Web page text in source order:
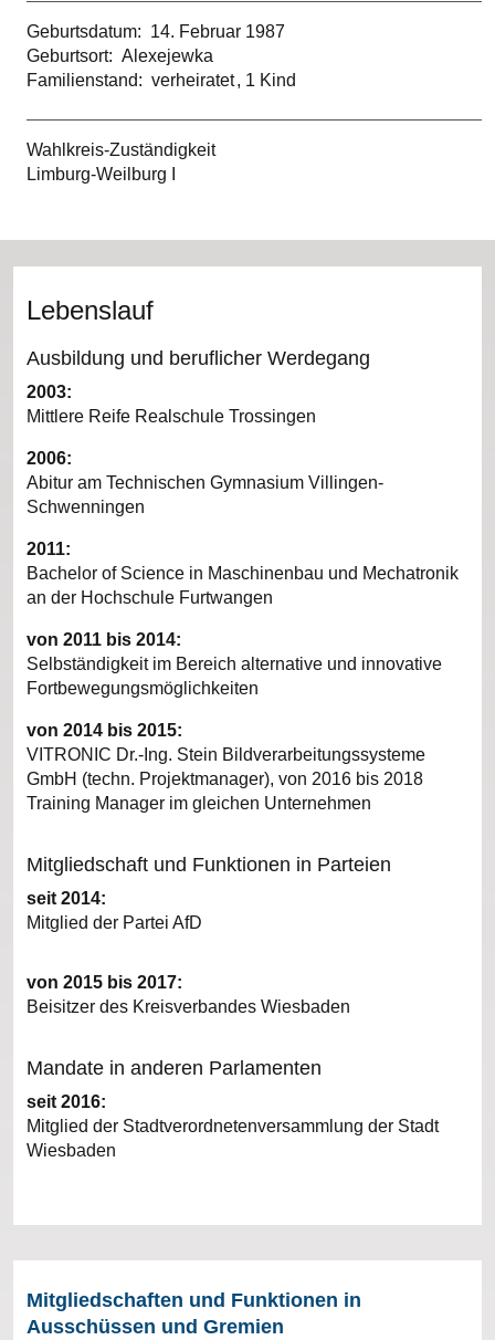
Geburtsdatum
14. Februar 1987
Geburtsort
Alexejewka
Familienstand
verheiratet 1 Kind
Wahlkreis-Zuständigkeit
Limburg-Weilburg I
Lebenslauf
Ausbildung und beruflicher Werdegang
2003:
Mittlere Reife Realschule Trossingen
2006:
Abitur am Technischen Gymnasium Villingen-
Schwenningen
2011:
Bachelor of Science in Maschinenbau und Mechatronik
an der Hochschule Furtwangen
von 2011 bis 2014:
Selbständigkeit im Bereich alternative und innovative
Fortbewegungsmöglichkeiten
von 2014 bis 2015:
VITRONIC Dr.-Ing. Stein Bildverarbeitungssysteme
GmbH (techn. Projektmanager), von 2016 bis 2018
Training Manager im gleichen Unternehmen
Mitgliedschaft und Funktionen in Parteien
seit 2014:
Mitglied der Partei AfD
von 2015 bis 2017:
Beisitzer des Kreisverbandes Wiesbaden
Mandate in anderen Parlamenten
seit 2016:
Mitglied der Stadtverordnetenversammlung der Stadt
Wiesbaden
Mitgliedschaften und Funktionen in
Ausschüssen und Gremien